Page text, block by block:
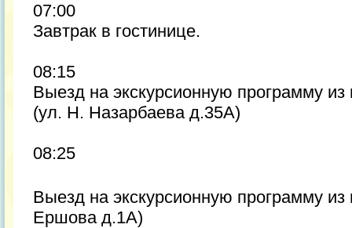
07:00
Завтрак в гостинице.
08:15
Выезд на экскурсионную программу
(ул. Н. Назарбаева д.35А)
08:25
Выезд на экскурсионную программу из
Ершова д.1А)